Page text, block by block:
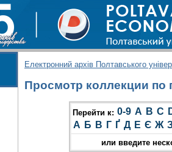
Електронний архів Полтавського
Просмотр коллекции по
Перейти к: 0-9 A B C
А Б В Г Ґ Д Е Є Ж
или введите